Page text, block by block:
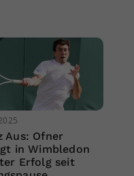
Aus: Ofner
in Wimbledon
Erfolg seit